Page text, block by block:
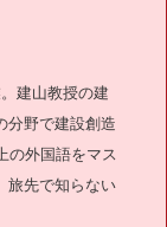
建山教授の建
分野で建設創造
の外国語をマス
旅先で知らない